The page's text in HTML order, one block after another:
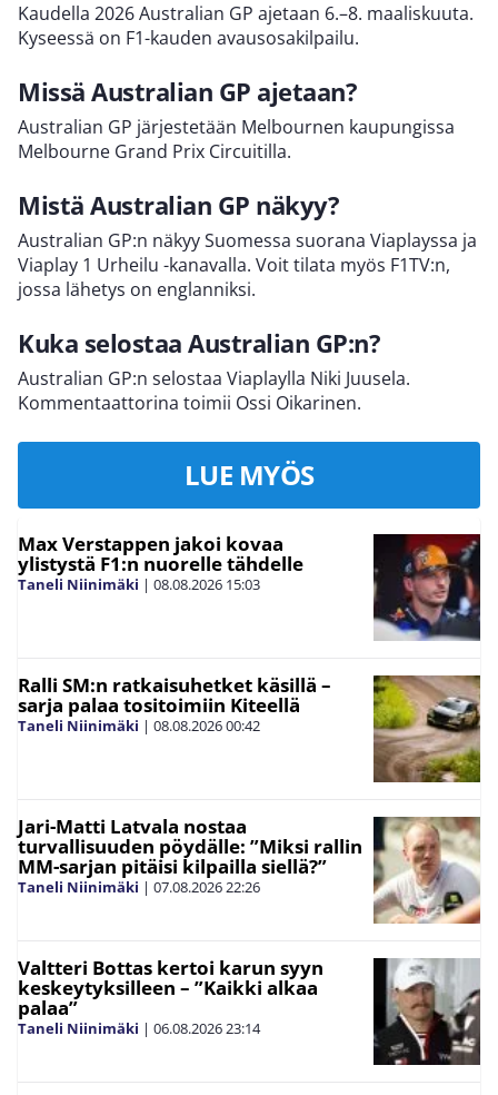
Kaudella 2026 Australian GP ajetaan 6.–8. maaliskuuta.
Kyseessä on F1-kauden avausosakilpailu.
Missä Australian GP ajetaan?
Australian GP järjestetään Melbournen kaupungissa
Melbourne Grand Prix Circuitilla.
Mistä Australian GP näkyy?
Australian GP:n näkyy Suomessa suorana Viaplayssa ja
Viaplay 1 Urheilu -kanavalla. Voit tilata myös F1TV:n,
jossa lähetys on englanniksi.
Kuka selostaa Australian GP:n?
Australian GP:n selostaa Viaplaylla Niki Juusela.
Kommentaattorina toimii Ossi Oikarinen.
LUE MYÖS
Max Verstappen jakoi kovaa
ylistystä F1:n nuorelle tähdelle
Taneli Niinimäki | 08.08.2026 15:03
Ralli SM:n ratkaisuhetket käsillä –
sarja palaa tositoimiin Kiteellä
Taneli Niinimäki | 08.08.202600:42
Jari-Matti Latvala nostaa
turvallisuuden pöydälle: ”Miksi rallin
MM-sarjan pitäisi kilpailla siellä?”
Taneli Niinimäki | 07.08.202622:26
Valtteri Bottas kertoi karun syyn
keskeytyksilleen – ”Kaikki alkaa
palaa”
Taneli Niinimäki | 06.08.202623:14